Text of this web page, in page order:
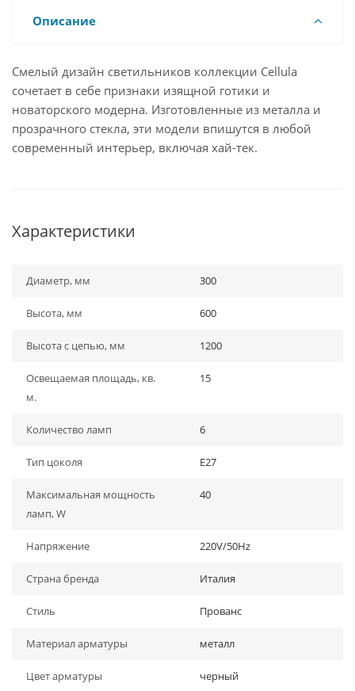
Описание
Смелый дизайн светильников коллекции Cellula
сочетает в себе признаки изящной готики и
новаторского модерна. Изготовленные из металла и
прозрачного стекла, эти модели впишутся в любой
современный интерьер, включая хай-тек.
Характеристики
Диаметр, мм 300
Высота, мм 600
Высота с цепью, мм 1200
Освещаемая площадь, кв.
м.
15
Количество ламп 6
Тип цоколя E27
Максимальная мощность
ламп, W
40
Напряжение 220V/50Hz
Страна бренда Италия
Стиль Прованс
Материал арматуры металл
Цвет арматуры черный